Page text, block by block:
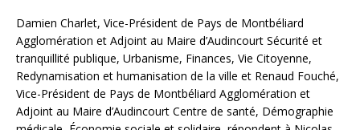
Damien Charlet, Vice-Président de Pays de Montbéliard
Agglomération et Adjoint au Maire d’Audincourt Sécurité et
tranquillité publique, Urbanisme, Finances, Vie Citoyenne,
Redynamisation et humanisation de la ville et Renaud Fouché,
Vice-Président de Pays de Montbéliard Agglomération et
Adjoint au Maire d’Audincourt Centre de santé, Démographie